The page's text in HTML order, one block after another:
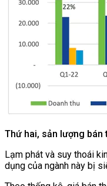
Thứ hai, sản lượng bán
Lạm phát và suy thoái
dụng của ngành này bị